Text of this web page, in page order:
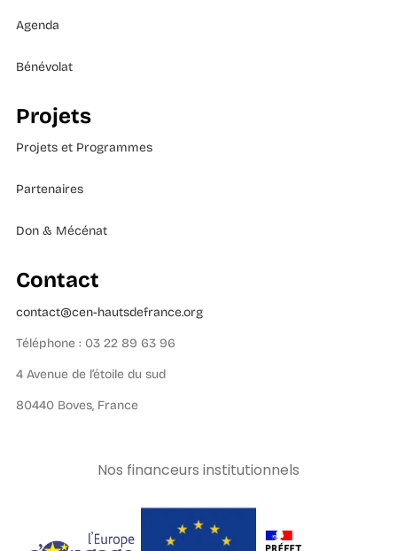
Agenda
Bénévolat
Projets
Projets et Programmes
Partenaires
Don & Mécénat
Contact
contact@cen-hautsdefrance.org
Téléphone : 03 22 89 63 96
4 Avenue de l’étoile du sud
80440 Boves, France
Nos financeurs institutionnels